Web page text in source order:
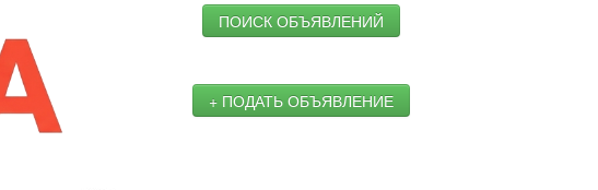
ПОИСК ОБЪЯВЛЕНИЙ
+ ПОДАТЬ ОБЪЯВЛЕНИЕ